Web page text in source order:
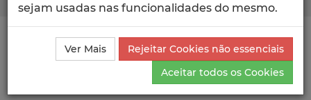
Ciência_Iscte Escolas ISCTE Business School
ISCTE Business School Mais Informação
sejam usadas nas funcionalidades do mesmo.
Ver Mais
Rejeitar Cookies não essenciais
Aceitar todos os Cookies